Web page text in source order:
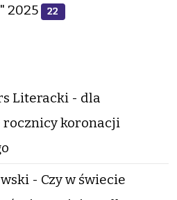
2025 22
Literacki - dla
koronacji
- Czy w świecie